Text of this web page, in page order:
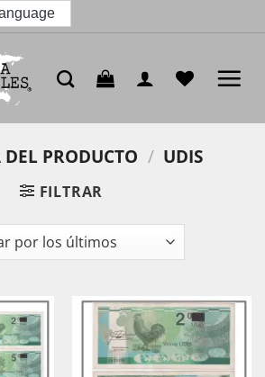
PRODUCTO / UDIS
FILTRAR